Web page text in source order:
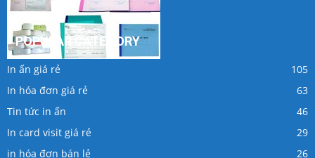
POPULAR CATEGORY
In ấn giá rẻ
105
In hóa đơn giá rẻ
63
Tin tức in ấn
46
In card visit giá rẻ
29
in hóa đơn bán lẻ
26